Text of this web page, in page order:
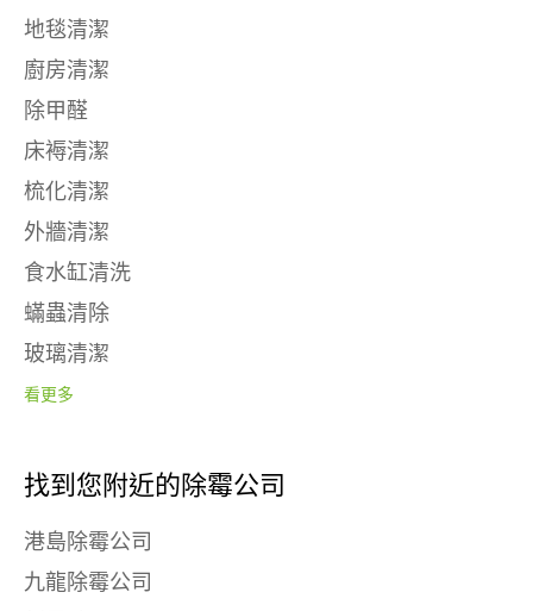
地毯清潔
廚房清潔
除甲醛
床褥清潔
梳化清潔
外牆清潔
食水缸清洗
蟎蟲清除
玻璃清潔
看更多
找到您附近的除霉公司
港島除霉公司
九龍除霉公司